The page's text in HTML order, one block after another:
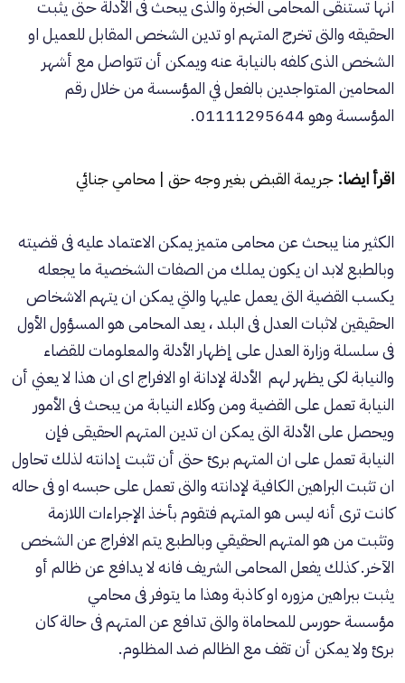
انها تستنقى المحامى الخبرة والذى يبحث فى الأدلة حتى يثبت
الحقيقه والتى تخرج المتهم او تدين الشخص المقابل للعميل او
الشخص الذى كلفه بالنيابة عنه ويمكن أن تتواصل مع أشهر
المحامين المتواجدين بالفعل في المؤسسة من خلال رقم
المؤسسة وهو 01111295644.
اقرأ ايضا: جريمة القبض بغير وجه حق | محامي جنائي
الكثير منا يبحث عن محامى متميز يمكن الاعتماد عليه فى قضيته
وبالطبع لابد ان يكون يملك من الصفات الشخصية ما يجعله
يكسب القضية التى يعمل عليها والتي يمكن ان يتهم الاشخاص
الحقيقين لاثبات العدل فى البلد ، يعد المحامى هو المسؤول الأول
فى سلسلة وزارة العدل على إظهار الأدلة والمعلومات للقضاء
والنيابة لكى يظهر لهم الأدلة لإدانة او الافراج اى ان هذا لا يعني أن
النيابة تعمل على القضية ومن وكلاء النيابة من يبحث فى الأمور
ويحصل على الأدلة التى يمكن ان تدين المتهم الحقيقى فإن
النيابة تعمل على ان المتهم برئ حتى أن تثبت إدانته لذلك تحاول
ان تثبت البراهين الكافية لإدانته والتى تعمل على حبسه او فى حاله
كانت ترى أنه ليس هو المتهم فتقوم بأخذ الإجراءات اللازمة
وتثبت من هو المتهم الحقيقي وبالطبع يتم الافراج عن الشخص
الآخر. كذلك يفعل المحامى الشريف فانه لا يدافع عن ظالم أو
يثبت ببراهين مزوره او كاذبة وهذا ما يتوفر فى محامي
مؤسسة حورس للمحاماةوالتى تدافع عن المتهم فى حالة كان
برئ ولا يمكن أن تقف مع الظالم ضد المظلوم.